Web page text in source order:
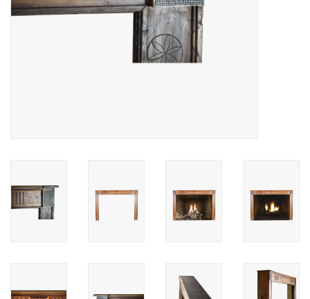
Vloeren - Steen, Terra Cotta